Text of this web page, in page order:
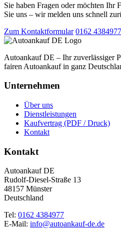
Sie haben Fragen oder möchten Ihr
Sie uns – wir melden uns schnell
Zum Kontaktformular 0162 4384977
Autoankauf DE – Ihr zuverlässiger
fairen Autoankauf in ganz
Unternehmen
Über uns
Dienstleistungen
Kaufvertrag (PDF / Druck)
Kontakt
Kontakt
Autoankauf DE
Rudolf-Diesel-Straße 13
48157 Münster
Deutschland
Tel: 0162 4384977
E-Mail: info@autoankauf-de.de